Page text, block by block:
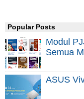
Popular Posts
Modul
Semua
ASUS